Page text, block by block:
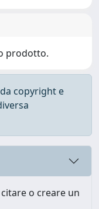
prodotto.
copyright e
o creare un